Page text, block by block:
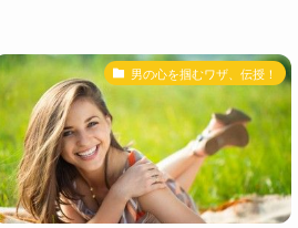
男の心を掴むワザ、伝授！